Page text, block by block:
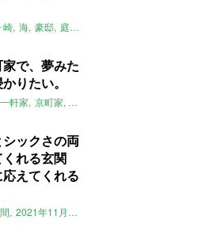
崎 海 豪邸 庭 山
で、夢みた
りたい。
一軒家 京町家 リノベーション
ックさの両
れる玄関
えてくれる
2021年11月のおすすめ